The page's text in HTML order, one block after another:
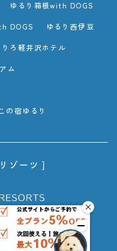
ゆるり箱根with DOGS
DOGS ゆるり西伊豆
りろ軽井沢ホテル
ム
の宿ゆるり